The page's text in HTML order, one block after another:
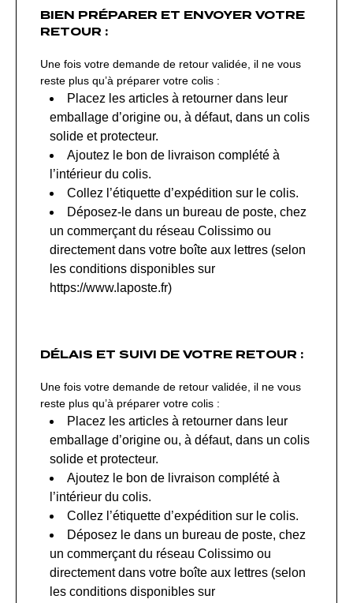
BIEN PRÉPARER ET ENVOYER VOTRE
RETOUR :
Une fois votre demande de retour validée, il ne vous
reste plus qu’à préparer votre colis :
Placez les articles à retourner dans leur
emballage d’origine ou, à défaut, dans un colis
solide et protecteur.
Ajoutez le bon de livraison complété à
l’intérieur du colis.
Collez l’étiquette d’expédition sur le colis.
Déposez-le dans un bureau de poste, chez
un commerçant du réseau Colissimo ou
directement dans votre boîte aux lettres (selon
les conditions disponibles sur
https://www.laposte.fr)
DÉLAIS ET SUIVI DE VOTRE RETOUR :
Une fois votre demande de retour validée, il ne vous
reste plus qu’à préparer votre colis :
Placez les articles à retourner dans leur
emballage d’origine ou, à défaut, dans un colis
solide et protecteur.
Ajoutez le bon de livraison complété à
l’intérieur du colis.
Collez l’étiquette d’expédition sur le colis.
Déposez le dans un bureau de poste, chez
un commerçant du réseau Colissimo ou
directement dans votre boîte aux lettres (selon
les conditions disponibles sur